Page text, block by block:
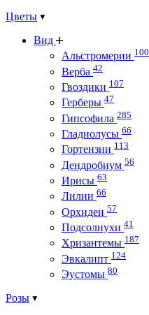
Цветы
Вид
Альстромерии 100
Верба 42
Гвоздики 107
Герберы 47
Гипсофила 285
Гладиолусы 66
Гортензии 113
Дендробиум 56
Ирисы 63
Лилии 66
Орхидеи 57
Подсолнухи 41
Хризантемы 187
Эвкалипт 124
Эустомы 80
Розы